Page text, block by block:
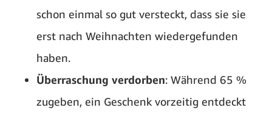
schon einmal so gut versteckt, dass sie sie
erst nach Weihnachten wiedergefunden
haben.
Überraschung verdorben: Während 65 %
zugeben, ein Geschenk vorzeitig entdeckt